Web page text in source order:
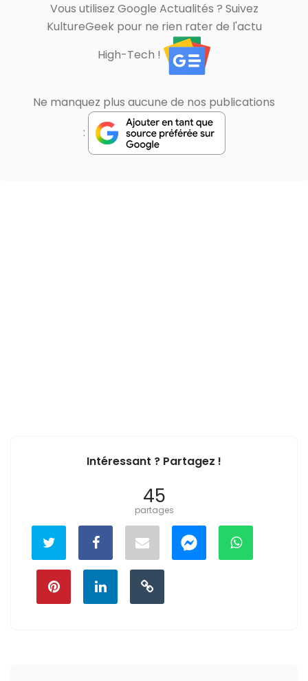
Vous utilisez Google Actualités ? Suivez
KultureGeek pour ne rien rater de l'actu
High-Tech !
Ne manquez plus aucune de nos publications
:
Intéressant ? Partagez !
45
partages